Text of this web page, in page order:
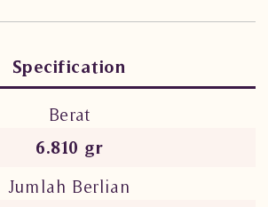
Specification
Berat
6.810 gr
Jumlah Berlian